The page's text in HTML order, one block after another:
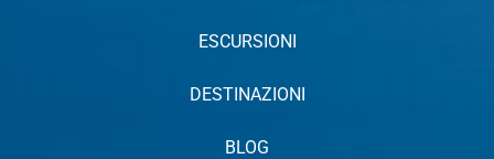
ESCURSIONI
DESTINAZIONI
BLOG